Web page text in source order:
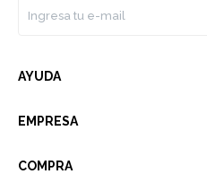
AYUDA
EMPRESA
COMPRA